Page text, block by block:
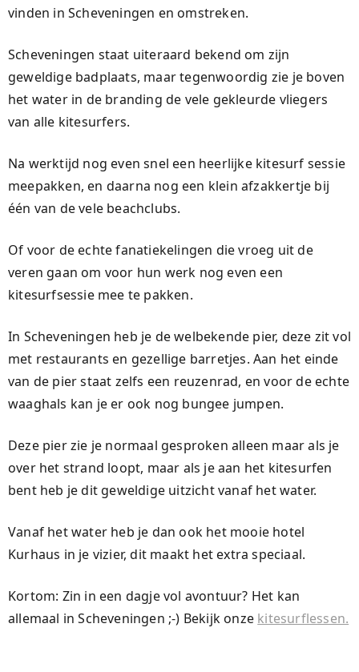
vinden in Scheveningen en omstreken.
Scheveningen staat uiteraard bekend om zijn
geweldige badplaats, maar tegenwoordig zie je boven
het water in de branding de vele gekleurde vliegers
van alle kitesurfers.
Na werktijd nog even snel een heerlijke kitesurf sessie
meepakken, en daarna nog een klein afzakkertje bij
één van de vele beachclubs.
Of voor de echte fanatiekelingen die vroeg uit de
veren gaan om voor hun werk nog even een
kitesurfsessie mee te pakken.
In Scheveningen heb je de welbekende pier, deze zit vol
met restaurants en gezellige barretjes. Aan het einde
van de pier staat zelfs een reuzenrad, en voor de echte
waaghals kan je er ook nog bungee jumpen.
Deze pier zie je normaal gesproken alleen maar als je
over het strand loopt, maar als je aan het kitesurfen
bent heb je dit geweldige uitzicht vanaf het water.
Vanaf het water heb je dan ook het mooie hotel
Kurhaus in je vizier, dit maakt het extra speciaal.
Kortom: Zin in een dagje vol avontuur? Het kan
allemaal in Scheveningen ;-) Bekijk onze kitesurflessen.